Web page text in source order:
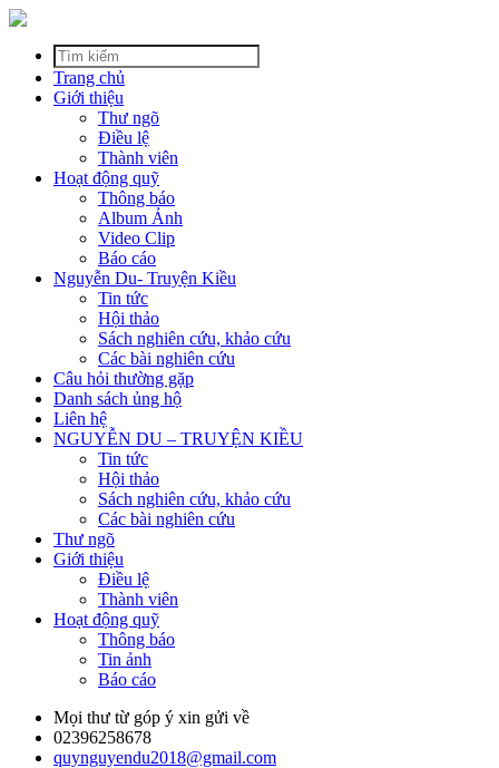
Trang chủ
Giới thiệu
Thư ngõ
Điều lệ
Thành viên
Hoạt động quỹ
Thông báo
Album Ảnh
Video Clip
Báo cáo
Nguyễn Du- Truyện Kiều
Tin tức
Hội thảo
Sách nghiên cứu, khảo cứu
Các bài nghiên cứu
Câu hỏi thường gặp
Danh sách ủng hộ
Liên hệ
NGUYỄN DU – TRUYỆN KIỀU
Tin tức
Hội thảo
Sách nghiên cứu, khảo cứu
Các bài nghiên cứu
Thư ngõ
Giới thiệu
Điều lệ
Thành viên
Hoạt động quỹ
Thông báo
Tin ảnh
Báo cáo
Mọi thư từ góp ý xin gửi về
02396258678
quynguyendu2018@gmail.com